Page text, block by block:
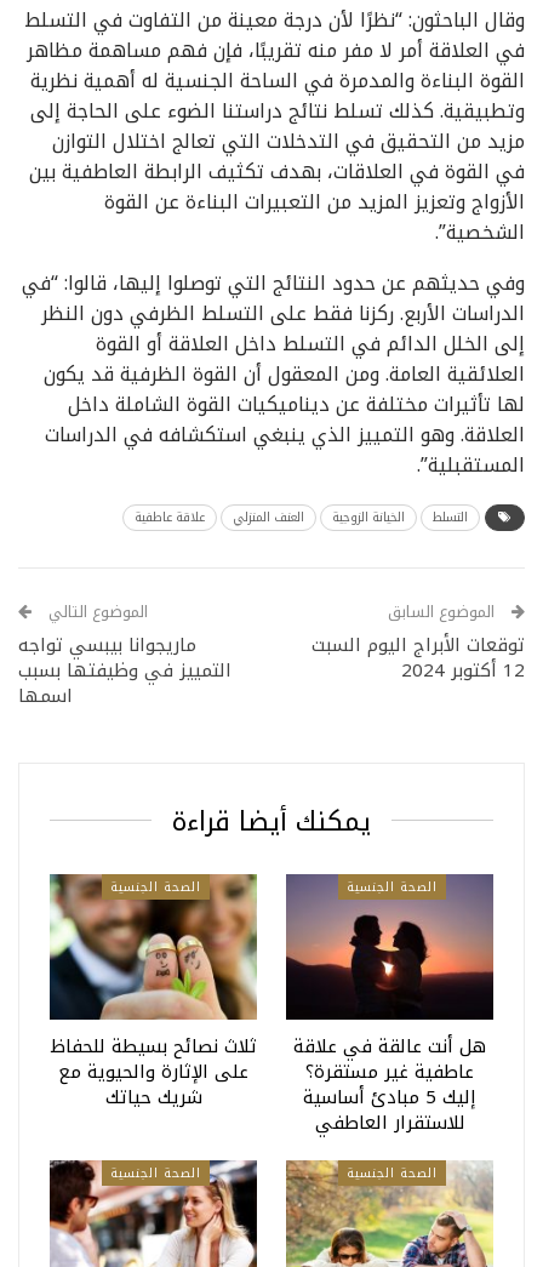
وقال الباحثون: “نظرًا لأن درجة معينة من التفاوت في التسلط
في العلاقة أمر لا مفر منه تقريبًا، فإن فهم مساهمة مظاهر
القوة البناءة والمدمرة في الساحة الجنسية له أهمية نظرية
وتطبيقية. كذلك تسلط نتائج دراستنا الضوء على الحاجة إلى
مزيد من التحقيق في التدخلات التي تعالج اختلال التوازن
في القوة في العلاقات، بهدف تكثيف الرابطة العاطفية بين
الأزواج وتعزيز المزيد من التعبيرات البناءة عن القوة
الشخصية”.
وفي حديثهم عن حدود النتائج التي توصلوا إليها، قالوا: “في
الدراسات الأربع. ركزنا فقط على التسلط الظرفي دون النظر
إلى الخلل الدائم في التسلط داخل العلاقة أو القوة
العلائقية العامة. ومن المعقول أن القوة الظرفية قد يكون
لها تأثيرات مختلفة عن ديناميكيات القوة الشاملة داخل
العلاقة. وهو التمييز الذي ينبغي استكشافه في الدراسات
المستقبلية”.
التسلط الخيانة الزوجية العنف المنزلي علاقة عاطفية
الموضوع السابق
توقعات الأبراج اليوم السبت
12 أكتوبر 2024
الموضوع التالي
ماريجوانا بيبسي تواجه
التمييز في وظيفتها بسبب
اسمها
يمكنك أيضا قراءة
الصحة الجنسية
هل أنت عالقة في علاقة
عاطفية غير مستقرة؟
إليك 5 مبادئ أساسية
للاستقرار العاطفي
الصحة الجنسية
ثلاث نصائح بسيطة للحفاظ
على الإثارة والحيوية مع
شريك حياتك
الصحة الجنسية الصحة الجنسية